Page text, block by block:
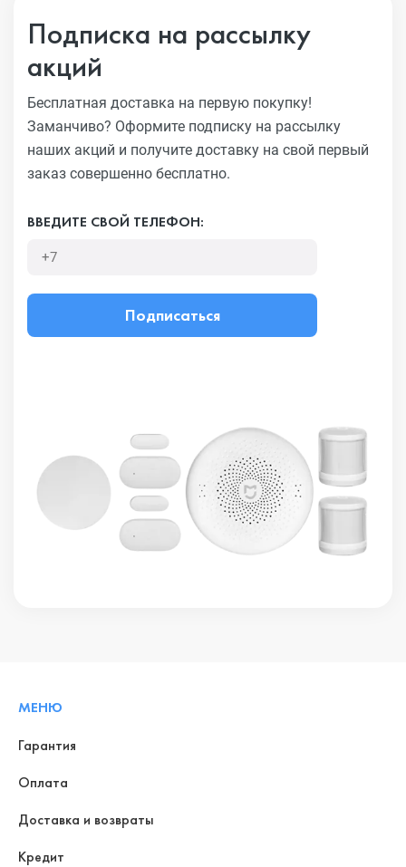
Подписка на рассылку
акций
Бесплатная доставка на первую покупку!
Заманчиво? Оформите подписку на рассылку
наших акций и получите доставку на свой первый
заказ совершенно бесплатно.
ВВЕДИТЕ СВОЙ ТЕЛЕФОН:
Подписаться
МЕНЮ
Гарантия
Оплата
Доставка и возвраты
Кредит